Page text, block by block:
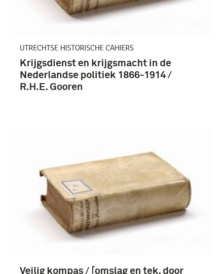
UTRECHTSE HISTORISCHE CAHIERS
Krijgsdienst en krijgsmacht in de
Nederlandse politiek 1866-1914 /
R.H.E. Gooren
Veilig kompas / [omslag en tek. door